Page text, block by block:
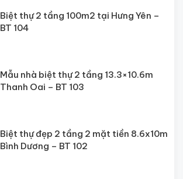
Biệt thự 2 tầng 100m2 tại Hưng Yên –
BT 104
Mẫu nhà biệt thự 2 tầng 13.3×10.6m
Thanh Oai – BT 103
Biệt thự đẹp 2 tầng 2 mặt tiền 8.6x10m
Bình Dương – BT 102